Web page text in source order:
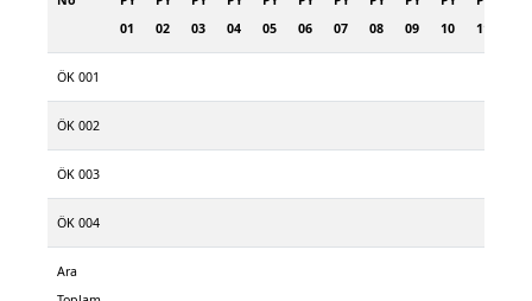
01
02
03
04
05
06
07
08
09
10
11
ÖK 001
ÖK 002
ÖK 003
ÖK 004
Ara